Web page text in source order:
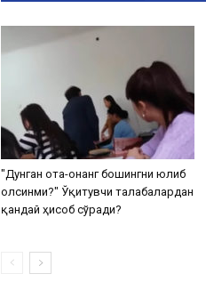
"Дунган ота-онанг бошингни юлиб
олсинми?" Ўқитувчи талабалардан
қандай ҳисоб сўради?